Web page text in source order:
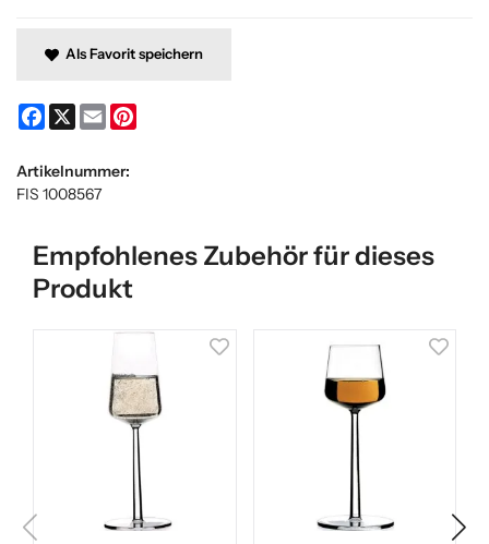
Als Favorit speichern
Facebook
X Email
Artikelnummer:
FIS 1008567
Empfohlenes Zubehör für dieses
Produkt